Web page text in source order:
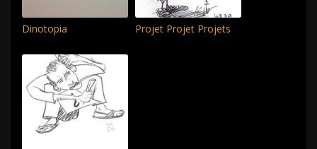
Dinotopia Projet Projet Projets